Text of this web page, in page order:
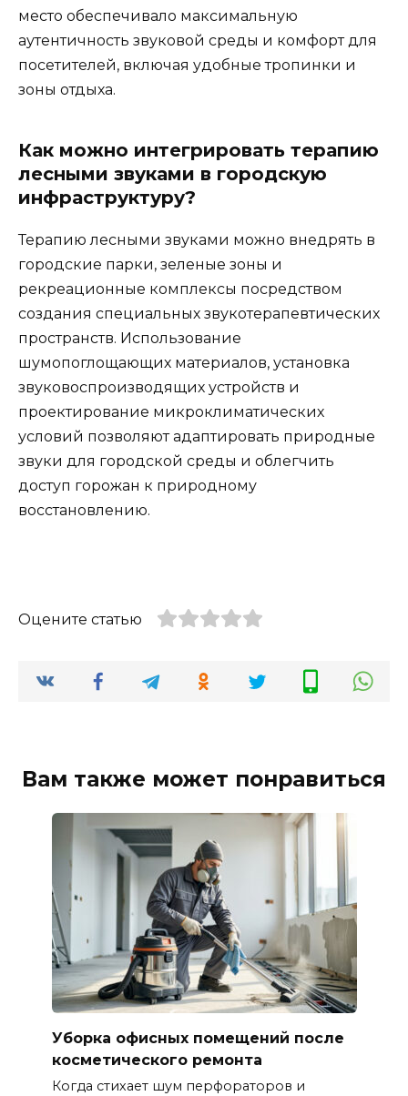
место обеспечивало максимальную
аутентичность звуковой среды и комфорт для
посетителей, включая удобные тропинки и
зоны отдыха.
Как можно интегрировать терапию
лесными звуками в городскую
инфраструктуру?
Терапию лесными звуками можно внедрять в
городские парки, зеленые зоны и
рекреационные комплексы посредством
создания специальных звукотерапевтических
пространств. Использование
шумопоглощающих материалов, установка
звуковоспроизводящих устройств и
проектирование микроклиматических
условий позволяют адаптировать природные
звуки для городской среды и облегчить
доступ горожан к природному
восстановлению.
Оцените статью
Вам также может понравиться
Уборка офисных помещений после
косметического ремонта
Когда стихает шум перфораторов и